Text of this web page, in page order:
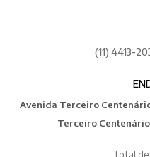
(11) 4413-
Avenida Terceiro
Terceiro